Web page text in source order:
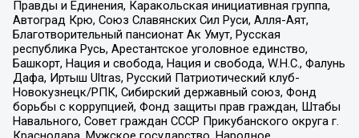
Правды и Единения, Каракольская инициативная группа,
Автоград Крю, Союз Славянских Сил Руси, Алля-Аят,
Благотворительный пансионат Ак Умут, Русская
республика Русь, Арестантское уголовное единство,
Башкорт, Нация и свобода, Нация и свобода, W.H.С., Фалунь
Дафа, Иртыш Ultras, Русский Патриотический клуб-
Новокузнецк/РПК, Сибирский державный союз, Фонд
борьбы с коррупцией, Фонд защиты прав граждан, Штабы
Навального, Совет граждан СССР Прикубанского округа г.